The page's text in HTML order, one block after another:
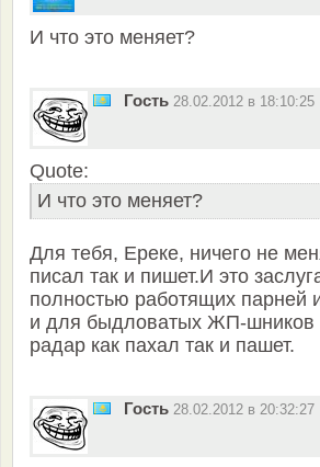
И что это меняет?
Гость 28.02.2012 в 18:10:25
Quote:
И что это меняет?
Для тебя, Ереке, ничего не
писал так и пишет.И это
полностью работящих парней
и для быдловатых ЖП-шников
радар как пахал так и пашет.
Гость 28.02.2012 в 20:32:27